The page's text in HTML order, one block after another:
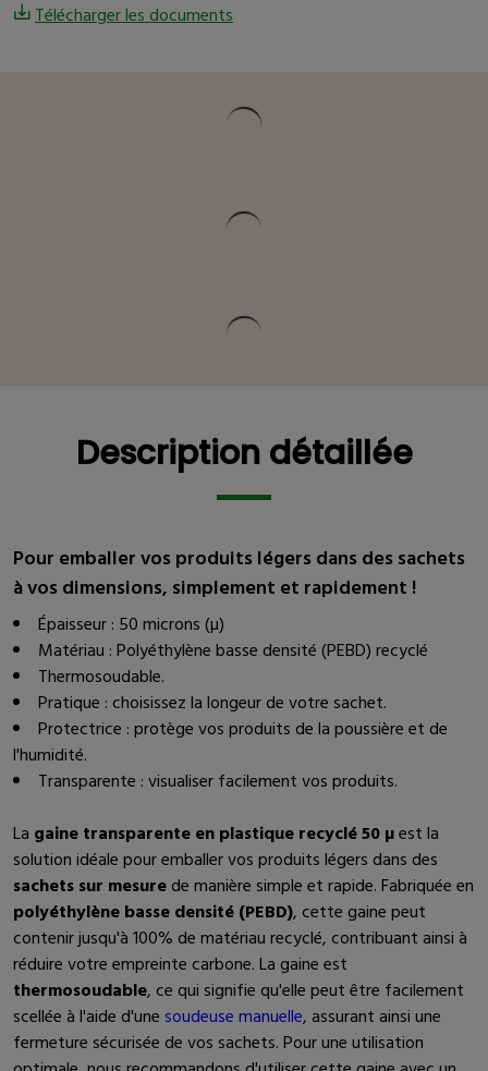
Télécharger les documents
Vous pourriez être intéressé
Description détaillée
Pour emballer vos produits légers dans des sachets
à vos dimensions, simplement et rapidement !
Épaisseur : 50 microns (µ)
Matériau : Polyéthylène basse densité (PEBD) recyclé
Thermosoudable.
Pratique : choisissez la longeur de votre sachet.
Protectrice : protège vos produits de la poussière et de
l'humidité.
Transparente : visualiser facilement vos produits.
La gaine transparente en plastique recyclé 50 µest la
solution idéale pour emballer vos produits légers dans des
sachets sur mesurede manière simple et rapide. Fabriquée en
polyéthylène basse densité (PEBD), cette gaine peut
contenir jusqu'à 100% de matériau recyclé, contribuant ainsi à
réduire votre empreinte carbone. La gaine est
thermosoudable, ce qui signifie qu'elle peut être facilement
scellée à l'aide d'une soudeuse manuelle, assurant ainsi une
fermeture sécurisée de vos sachets. Pour une utilisation